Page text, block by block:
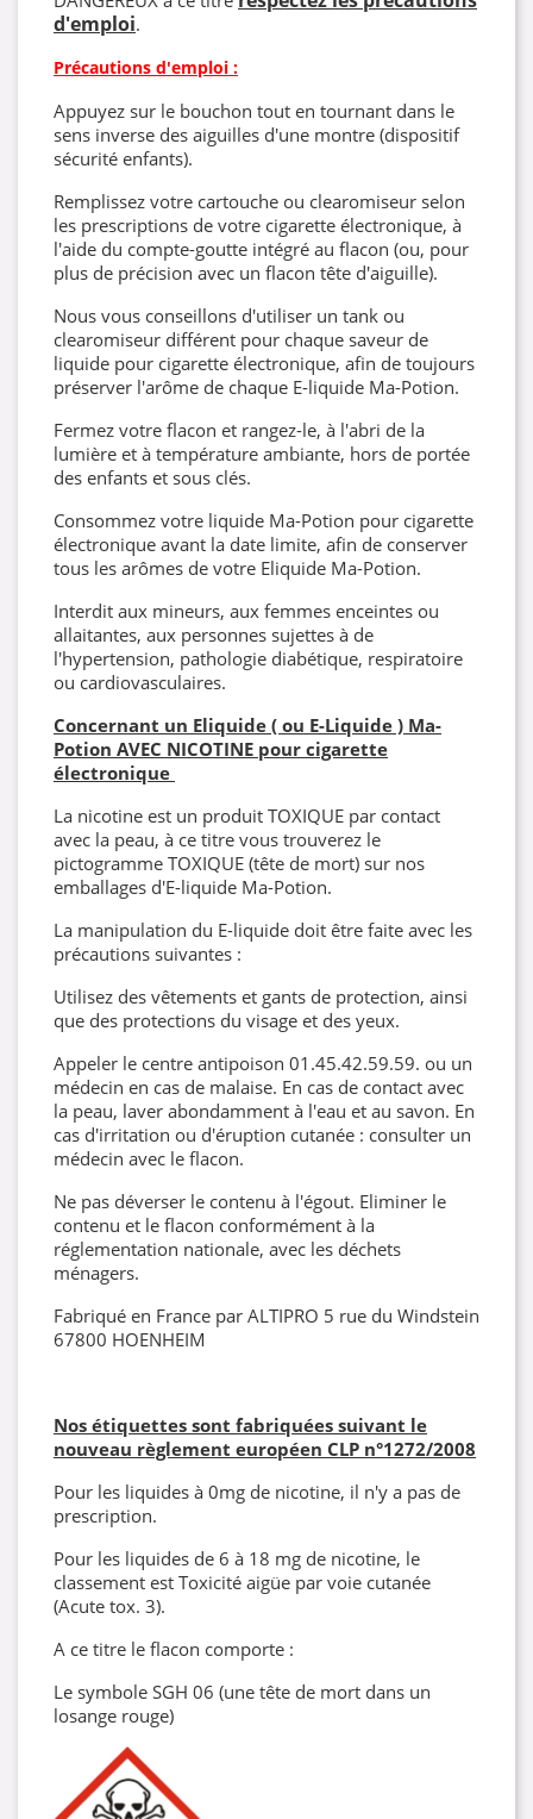
d'emploi.
Précautions d'emploi :
Appuyez sur le bouchon tout en tournant dans le
sens inverse des aiguilles d'une montre (dispositif
sécurité enfants).
Remplissez votre cartouche ou clearomiseur selon
les prescriptions de votre cigarette électronique, à
l'aide du compte-goutte intégré au flacon (ou, pour
plus de précision avec un flacon tête d'aiguille).
Nous vous conseillons d'utiliser un tank ou
clearomiseur différent pour chaque saveur de
liquide pour cigarette électronique, afin de toujours
préserver l'arôme de chaque E-liquide Ma-Potion.
Fermez votre flacon et rangez-le, à l'abri de la
lumière et à température ambiante, hors de portée
des enfants et sous clés.
Consommez votre liquide Ma-Potion pour cigarette
électronique avant la date limite, afin de conserver
tous les arômes de votre Eliquide Ma-Potion.
Interdit aux mineurs, aux femmes enceintes ou
allaitantes, aux personnes sujettes à de
l'hypertension, pathologie diabétique, respiratoire
ou cardiovasculaires.
Concernant un Eliquide ( ou E-Liquide ) Ma-
Potion AVEC NICOTINE pour cigarette
électronique
La nicotine est un produit TOXIQUE par contact
avec la peau, à ce titre vous trouverez le
pictogramme TOXIQUE (tête de mort) sur nos
emballages d'E-liquide Ma-Potion.
La manipulation du E-liquide doit être faite avec les
précautions suivantes :
Utilisez des vêtements et gants de protection, ainsi
que des protections du visage et des yeux.
Appeler le centre antipoison 01.45.42.59.59. ou un
médecin en cas de malaise. En cas de contact avec
la peau, laver abondamment à l'eau et au savon. En
cas d'irritation ou d'éruption cutanée : consulter un
médecin avec le flacon.
Ne pas déverser le contenu à l'égout. Eliminer le
contenu et le flacon conformément à la
réglementation nationale, avec les déchets
ménagers.
Fabriqué en France par ALTIPRO 5 rue du Windstein
67800 HOENHEIM
Nos étiquettes sont fabriquées suivant le
nouveau règlement européen CLP n°1272/2008
Pour les liquides à 0mg de nicotine, il n'y a pas de
prescription.
Pour les liquides de 6 à 18 mg de nicotine, le
classement est Toxicité aigüe par voie cutanée
(Acute tox. 3).
A ce titre le flacon comporte :
Le symbole SGH 06 (une tête de mort dans un
losange rouge)